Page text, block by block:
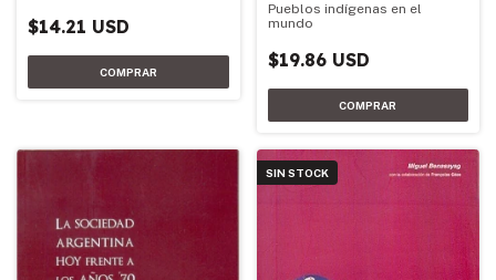
$14.21 USD
Pueblos indígenas en el
mundo
$19.86 USD
SIN STOCK